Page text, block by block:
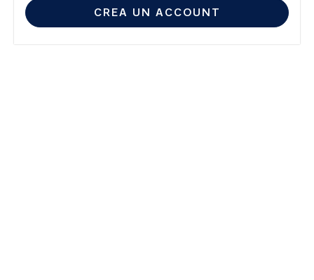
CREA UN ACCOUNT